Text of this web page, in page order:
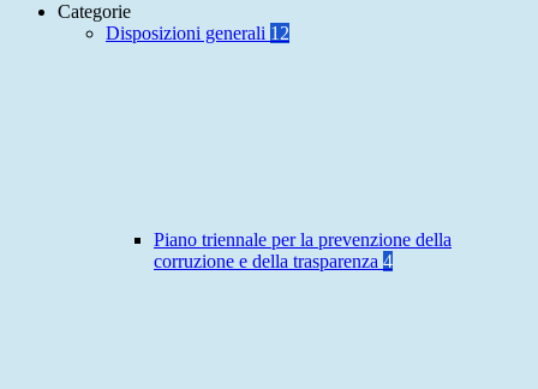
Categorie
Disposizioni generali 12
Piano triennale per la prevenzione della
corruzione e della trasparenza 4